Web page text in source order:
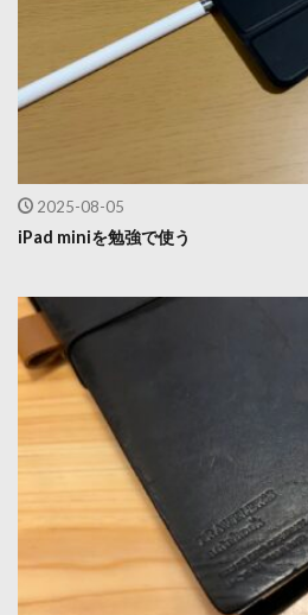
2025-08-05
iPad miniを勉強で使う